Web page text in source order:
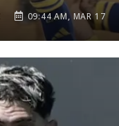
09:44 AM, MAR 17